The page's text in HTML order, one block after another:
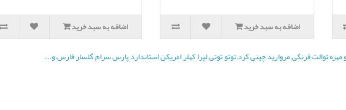
اضافه به سبد خرید اضافه به سبد خرید
توالت فرنگی,مروارید,چینی کرد,توتو,توتی,لیرا,کهلر,امریکن استاندارد,پارس سرام,گلسار فارس،و...